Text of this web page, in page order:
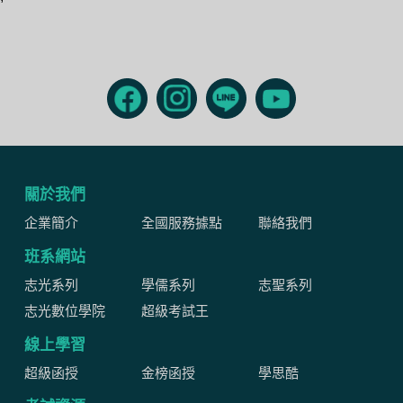
關於我們
企業簡介 全國服務據點 聯絡我們
班系網站
志光系列 學儒系列
志聖系列
志光數位學院
超級考試王
線上學習
超級函授 金榜函授 學思酷